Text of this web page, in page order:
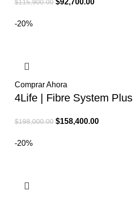
$115,900.00
-20%
Comprar Ahora
4Life | Fibre System Plus
$198,000.00 El
$158,400.00El
-20%